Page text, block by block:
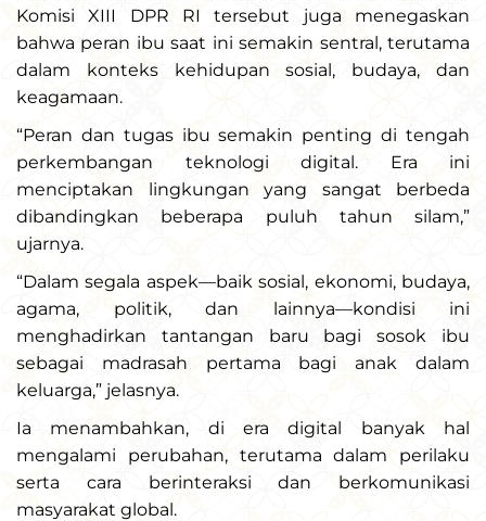
Komisi XIII DPR RI tersebut juga menegaskan
bahwa peran ibu saat ini semakin sentral, terutama
dalam konteks kehidupan sosial, budaya, dan
keagamaan.
“Peran dan tugas ibu semakin penting di tengah
perkembangan teknologi digital. Era ini
menciptakan lingkungan yang sangat berbeda
dibandingkan beberapa puluh tahun silam,”
ujarnya.
“Dalam segala aspek—baik sosial, ekonomi, budaya,
agama, politik, dan lainnya—kondisi ini
menghadirkan tantangan baru bagi sosok ibu
sebagai madrasah pertama bagi anak dalam
keluarga,” jelasnya.
Ia menambahkan, di era digital banyak hal
mengalami perubahan, terutama dalam perilaku
serta cara berinteraksi dan berkomunikasi
masyarakat global.